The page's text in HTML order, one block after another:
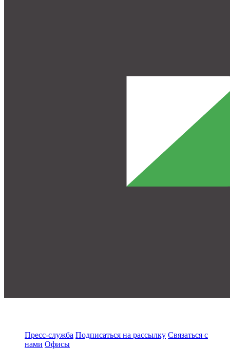
Пресс-служба Подписаться на рассылку Связаться с
нами Офисы